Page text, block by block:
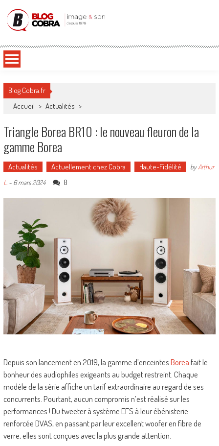
Blog Cobra
Blog Cobra.fr
Accueil > Actualités >
Triangle Borea BR10 : le nouveau fleuron de la
gamme Borea
Actualités Actuellement chez Cobra Haute-Fidélité byArthur
L. - 6 mars 2024 0
Depuis son lancement en 2019, la gamme d’enceintesBoreafait le
bonheur des audiophiles exigeants au budget restreint. Chaque
modèle de la série affiche un tarif extraordinaire au regard de ses
concurrents. Pourtant, aucun compromis n’est réalisé sur les
performances ! Du tweeter à système EFS à leur ébénisterie
renforcée DVAS, en passant par leur excellent woofer en fibre de
verre, elles sont conçues avec la plus grande attention.